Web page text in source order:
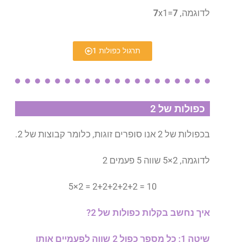
לדוגמה, 7x1=7
תרגול כפולות 1
כפולות של 2
בכפולות של 2 אנו סופרים זוגות, כלומר קבוצות של 2.
לדוגמה, 2×5 שווה 5 פעמים 2
5×2 = 2+2+2+2+2 = 10
איך נחשב בקלות כפולות של 2?
שיטה 1: כל מספר כפול 2 שווה לפעמיים אותו